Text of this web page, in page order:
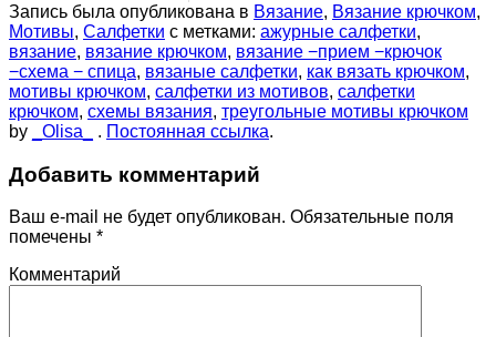
Запись была опубликована в Вязание, Вязание крючком,
Мотивы, Салфетки с метками: ажурные салфетки,
вязание, вязание крючком, вязание −прием −крючок
−схема − спица, вязаные салфетки, как вязать крючком,
мотивы крючком, салфетки из мотивов, салфетки
крючком, схемы вязания, треугольные мотивы крючком
by
_Olisa_ . Постоянная ссылка.
Добавить комментарий
Ваш e-mail не будет опубликован. Обязательные поля
помечены *
Комментарий